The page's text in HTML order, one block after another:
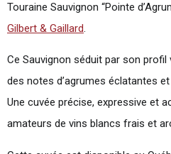
Touraine Sauvignon “Pointe
Gilbert & Gaillard.
Ce Sauvignon séduit par son
des notes d’agrumes éclatantes
Une cuvée précise, expressive et
amateurs de vins blancs frais et